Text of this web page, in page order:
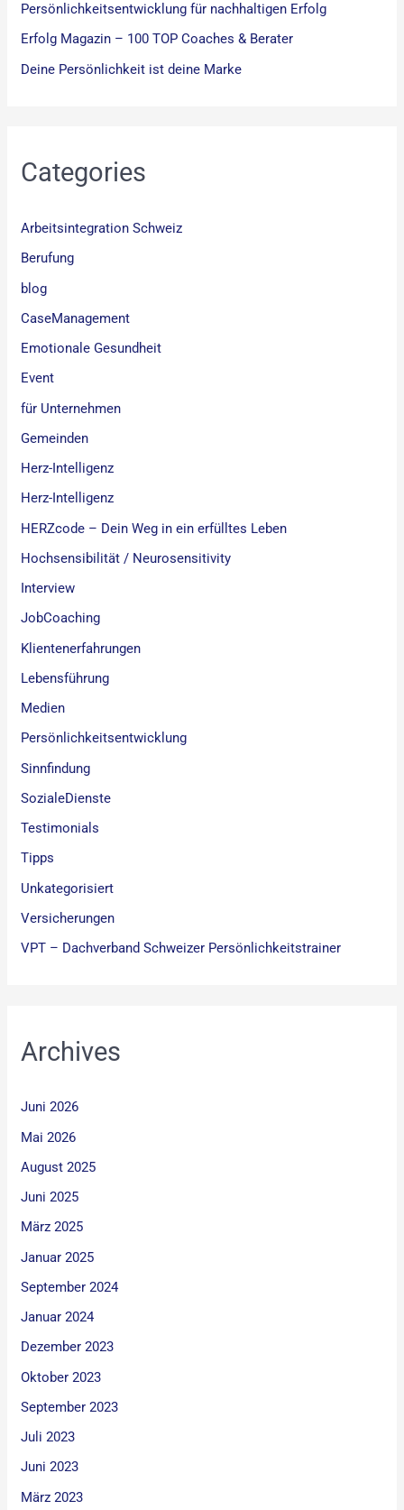
Persönlichkeitsentwicklung für nachhaltigen Erfolg
Erfolg Magazin – 100 TOP Coaches & Berater
Deine Persönlichkeit ist deine Marke
Categories
Arbeitsintegration Schweiz
Berufung
blog
CaseManagement
Emotionale Gesundheit
Event
für Unternehmen
Gemeinden
Herz-Intelligenz
Herz-Intelligenz
HERZcode – Dein Weg in ein erfülltes Leben
Hochsensibilität / Neurosensitivity
Interview
JobCoaching
Klientenerfahrungen
Lebensführung
Medien
Persönlichkeitsentwicklung
Sinnfindung
SozialeDienste
Testimonials
Tipps
Unkategorisiert
Versicherungen
VPT – Dachverband Schweizer Persönlichkeitstrainer
Archives
Juni 2026
Mai 2026
August 2025
Juni 2025
März 2025
Januar 2025
September 2024
Januar 2024
Dezember 2023
Oktober 2023
September 2023
Juli 2023
Juni 2023
März 2023